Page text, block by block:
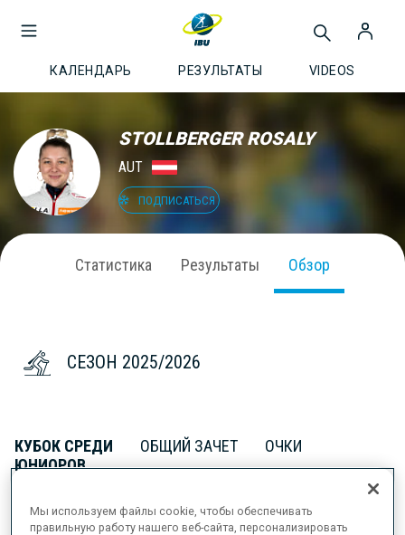
КАЛЕНДАРЬ РЕЗУЛЬТАТЫ VIDEOS
STOLLBERGER ROSALY
AUT
ПОДПИСАТЬСЯ
Статистика Результаты Обзор
СЕЗОН 2025/2026
КУБОК СРЕДИ
ЮНИОРОВ
ОБЩИЙ ЗАЧЕТ
ОЧКИ
Мы используем файлы cookie, чтобы обеспечивать
правильную работу нашего веб-сайта, персонализировать